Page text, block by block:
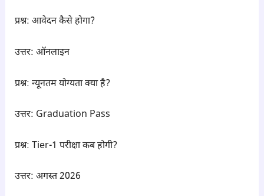
प्रश्न: आवेदन कैसे होगा?
उत्तर: ऑनलाइन
प्रश्न: न्यूनतम योग्यता क्या है?
उत्तर: Graduation Pass
प्रश्न: Tier-1 परीक्षा कब होगी?
उत्तर: अगस्त 2026